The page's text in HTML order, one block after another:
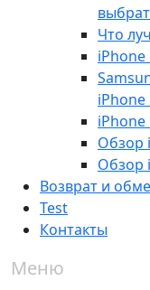
Что
iPhone
iPhone
iPhone
Обзор
Обзор
Возврат и
Test
Контакты
Меню